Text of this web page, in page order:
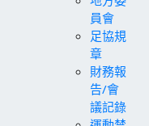
員會
足協規
章
財務報
告/會
議記錄